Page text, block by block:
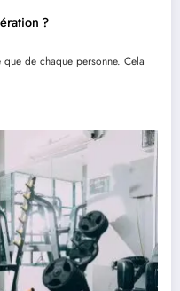
?
de chaque personne. Cela